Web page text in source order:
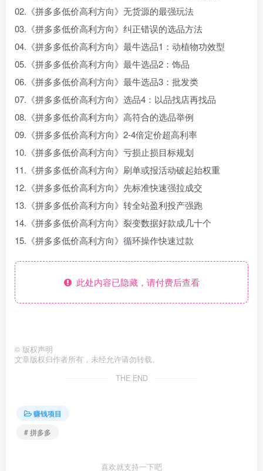
02.《拼多多低价高利方向》无货源的最强玩法
03.《拼多多低价高利方向》纠正错误的选品方法
04.《拼多多低价高利方向》最牛选品1：动植物功效型
05.《拼多多低价高利方向》最牛选品2：饰品
06.《拼多多低价高利方向》最牛选品3：批发类
07.《拼多多低价高利方向》选品4：以品找店再找品
08.《拼多多低价高利方向》高符合的选品举例
09.《拼多多低价高利方向》2-4倍定价超高利率
10.《拼多多低价高利方向》亏损止损目标规划
11.《拼多多低价高利方向》刷单或报活动破起始权重
12.《拼多多低价高利方向》先标准快速强拉成交
13.《拼多多低价高利方向》转全站盈利投产强跑
14.《拼多多低价高利方向》裂变数据好款成几十个
15.《拼多多低价高利方向》循环操作快速过款
此处内容已隐藏，请付费后查看
© 版权声明
文章版权归作者所有，未经允许请勿转载。
THE END
赚钱项目
# 拼多多
喜欢就支持一下吧